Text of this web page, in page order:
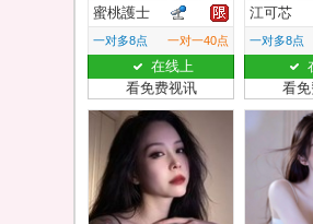
蜜桃護士
一对多8点 一对一40点
在线上
看免费视讯
江可芯
一对多8点
看